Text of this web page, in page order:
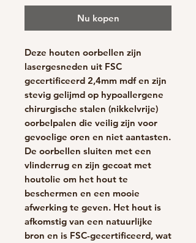
Nu kopen
Deze houten oorbellen zijn
lasergesneden uit FSC
gecertificeerd 2,4mm mdf en zijn
stevig gelijmd op hypoallergene
chirurgische stalen (nikkelvrije)
oorbelpalen die veilig zijn voor
gevoelige oren en niet aantasten.
De oorbellen sluiten met een
vlinderrug en zijn gecoat met
houtolie om het hout te
beschermen en een mooie
afwerking te geven. Het hout is
afkomstig van een natuurlijke
bron en is FSC-gecertificeerd, wat